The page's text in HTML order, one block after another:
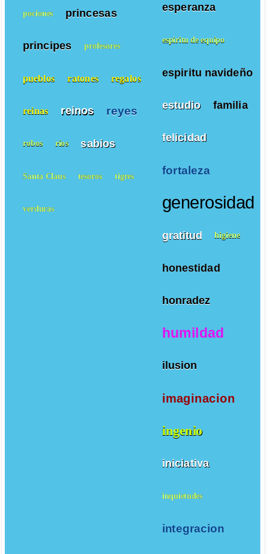
esperanza
espiritu de equipo
espiritu navideño
estudio familia
felicidad
fortaleza
generosidad
gratitud higiene
honestidad
honradez
humildad
ilusion
imaginacion
ingenio
iniciativa
inquietudes
integracion
pociones princesas
principes profesores
pueblos ratones regalos
reinas reinos reyes
robos ríos sabios
Santa Claus tesoros tigres
verduras